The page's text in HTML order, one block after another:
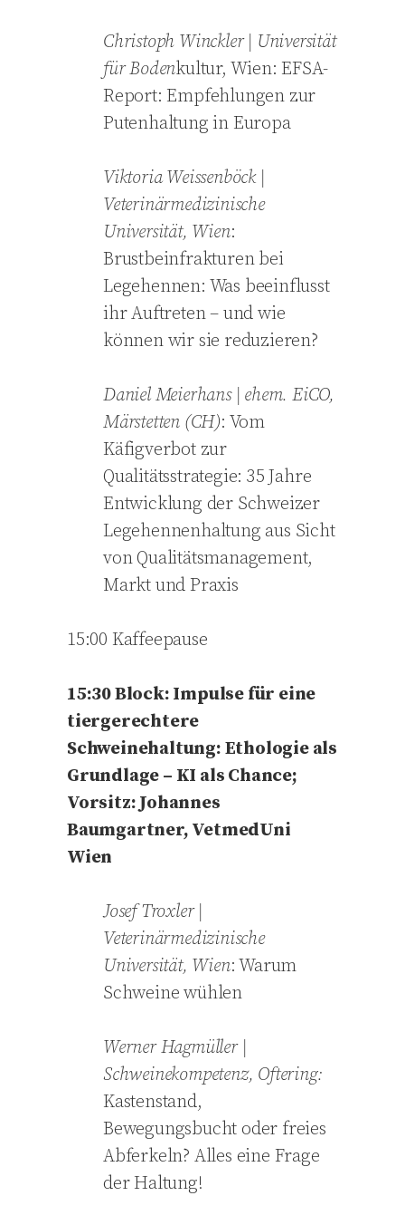
Christoph Winckler | Universität
für Bodenkultur, Wien: EFSA-
Report: Empfehlungen zur
Putenhaltung in Europa
ViktoriaWeissenböck |
Veterinärmedizinische
Universität, Wien:
Brustbeinfrakturen bei
Legehennen: Was beeinflusst
ihr Auftreten – und wie
können wir sie reduzieren?
DanielMeierhans | ehem. EiCO,
Märstetten (CH): Vom
Käfigverbot zur
Qualitätsstrategie: 35 Jahre
Entwicklung der Schweizer
Legehennenhaltung aus Sicht
von Qualitätsmanagement,
Markt und Praxis
15:00 Kaffeepause
15:30 Block: Impulse für eine
tiergerechtere
Schweinehaltung: Ethologie als
Grundlage – KI als Chance;
Vorsitz: Johannes
Baumgartner, VetmedUni
Wien
JosefTroxler|
Veterinärmedizinische
Universität, Wien: Warum
Schweine wühlen
WernerHagmüller|
Schweinekompetenz, Oftering:
Kastenstand,
Bewegungsbucht oder freies
Abferkeln? Alles eine Frage
der Haltung!